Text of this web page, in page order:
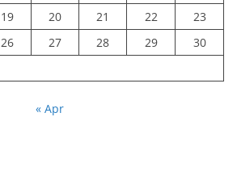
19 20 21 22
23
26 27 28 29
30
« Apr